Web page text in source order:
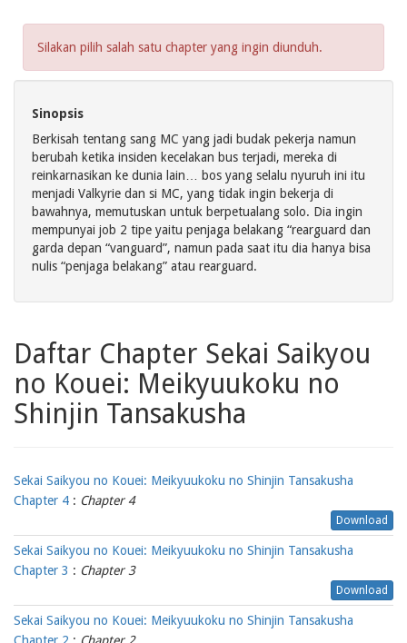
Silakan pilih salah satu chapter yang ingin diunduh.
Sinopsis
Berkisah tentang sang MC yang jadi budak pekerja namun
berubah ketika insiden kecelakan bus terjadi, mereka di
reinkarnasikan ke dunia lain… bos yang selalu nyuruh ini itu
menjadi Valkyrie dan si MC, yang tidak ingin bekerja di
bawahnya, memutuskan untuk berpetualang solo. Dia ingin
mempunyai job 2 tipe yaitu penjaga belakang “rearguard dan
garda depan “vanguard”, namun pada saat itu dia hanya bisa
nulis “penjaga belakang” atau rearguard.
Daftar Chapter Sekai Saikyou
no Kouei: Meikyuukoku no
Shinjin Tansakusha
Sekai Saikyou no Kouei: Meikyuukoku no Shinjin Tansakusha
Chapter 4 : Chapter 4
Download
Sekai Saikyou no Kouei: Meikyuukoku no Shinjin Tansakusha
Chapter 3 : Chapter 3
Download
Sekai Saikyou no Kouei: Meikyuukoku no Shinjin Tansakusha